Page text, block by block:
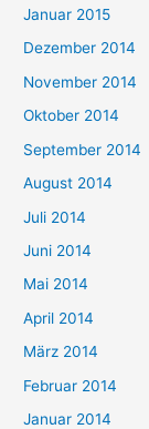
Januar 2015
Dezember 2014
November 2014
Oktober 2014
September 2014
August 2014
Juli 2014
Juni 2014
Mai 2014
April 2014
März 2014
Februar 2014
Januar 2014